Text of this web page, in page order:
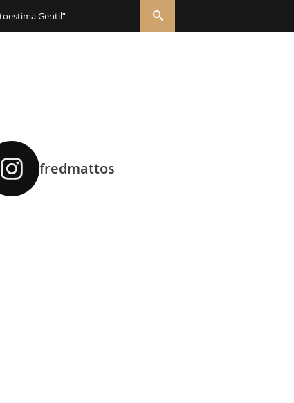
Gentil”
fredmattos